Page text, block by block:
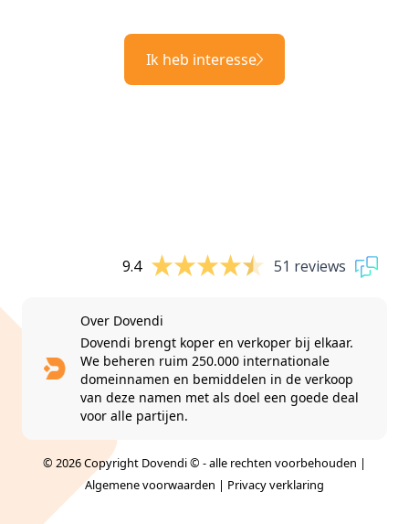
Ik heb interesse
9.4 51 reviews
Over Dovendi
Dovendi brengt koper en verkoper bij elkaar.
We beheren ruim 250.000 internationale
domeinnamen en bemiddelen in de verkoop
van deze namen met als doel een goede deal
voor alle partijen.
© 2026 Copyright Dovendi © - alle rechten voorbehouden |
Algemene voorwaarden | Privacy verklaring